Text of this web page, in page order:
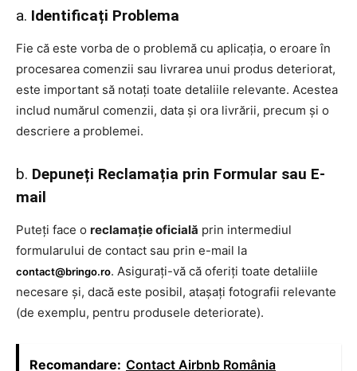
a. Identificați Problema
Fie că este vorba de o problemă cu aplicația, o eroare în
procesarea comenzii sau livrarea unui produs deteriorat,
este important să notați toate detaliile relevante. Acestea
includ numărul comenzii, data și ora livrării, precum și o
descriere a problemei.
b. Depuneți Reclamația prin Formular sau E-
mail
Puteți face o reclamație oficială prin intermediul
formularului de contact sau prin e-mail la
contact@bringo.ro. Asigurați-vă că oferiți toate detaliile
necesare și, dacă este posibil, atașați fotografii relevante
(de exemplu, pentru produsele deteriorate).
Recomandare: Contact Airbnb România